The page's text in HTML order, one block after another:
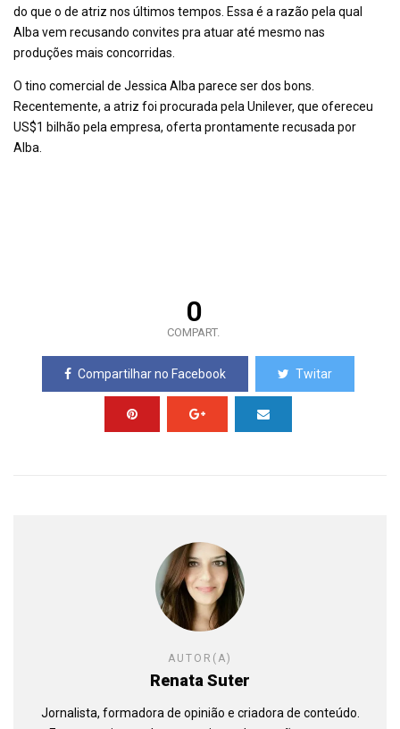
do que o de atriz nos últimos tempos. Essa é a razão pela qual
Alba vem recusando convites pra atuar até mesmo nas
produções mais concorridas.
O tino comercial de Jessica Alba parece ser dos bons.
Recentemente, a atriz foi procurada pela Unilever, que ofereceu
US$1 bilhão pela empresa, oferta prontamente recusada por
Alba.
0
COMPART.
Compartilhar no Facebook Twitar
AUTOR(A)
Renata Suter
Jornalista, formadora de opinião e criadora de conteúdo.